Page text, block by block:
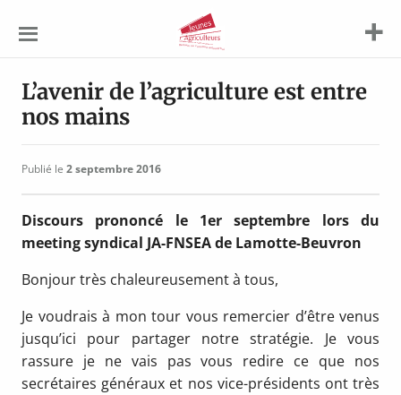
Agriculteurs
L’avenir de l’agriculture est entre
nos mains
Publié le 2 septembre 2016
Discours prononcé le 1er septembre lors du
meeting syndical JA-FNSEA de Lamotte-Beuvron
Bonjour très chaleureusement à tous,
Je voudrais à mon tour vous remercier d’être venus
jusqu’ici pour partager notre stratégie. Je vous
rassure je ne vais pas vous redire ce que nos
secrétaires généraux et nos vice-présidents ont très